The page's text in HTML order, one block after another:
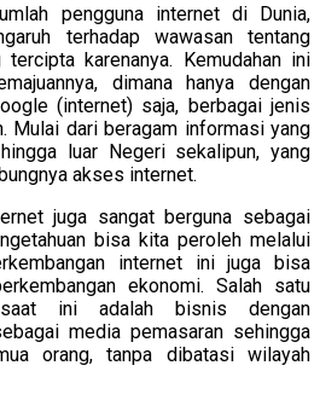
pengguna internet di Dunia,
terhadap wawasan tentang
karenanya. Kemudahan ini
dimana hanya dengan
(internet) saja, berbagai jenis
Mulai dari beragam informasi yang
luar Negeri sekalipun, yang
akses internet.
juga sangat berguna sebagai
bisa kita peroleh melalui
internet ini juga bisa
ekonomi. Salah satu
ini adalah bisnis dengan
media pemasaran sehingga
orang, tanpa dibatasi wilayah